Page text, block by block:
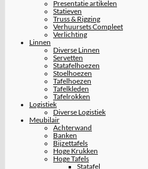
Presentatie artikelen
Statieven
Truss & Rigging
Verhuursets Compleet
Verlichting
Linnen
Diverse Linnen
Servetten
Statafelhoezen
Stoelhoezen
Tafelhoezen
Tafelkleden
Tafelrokken
Logistiek
Diverse Logistiek
Meubilair
Achterwand
Banken
Bijzettafels
Hoge Krukken
Hoge Tafels
Statafel